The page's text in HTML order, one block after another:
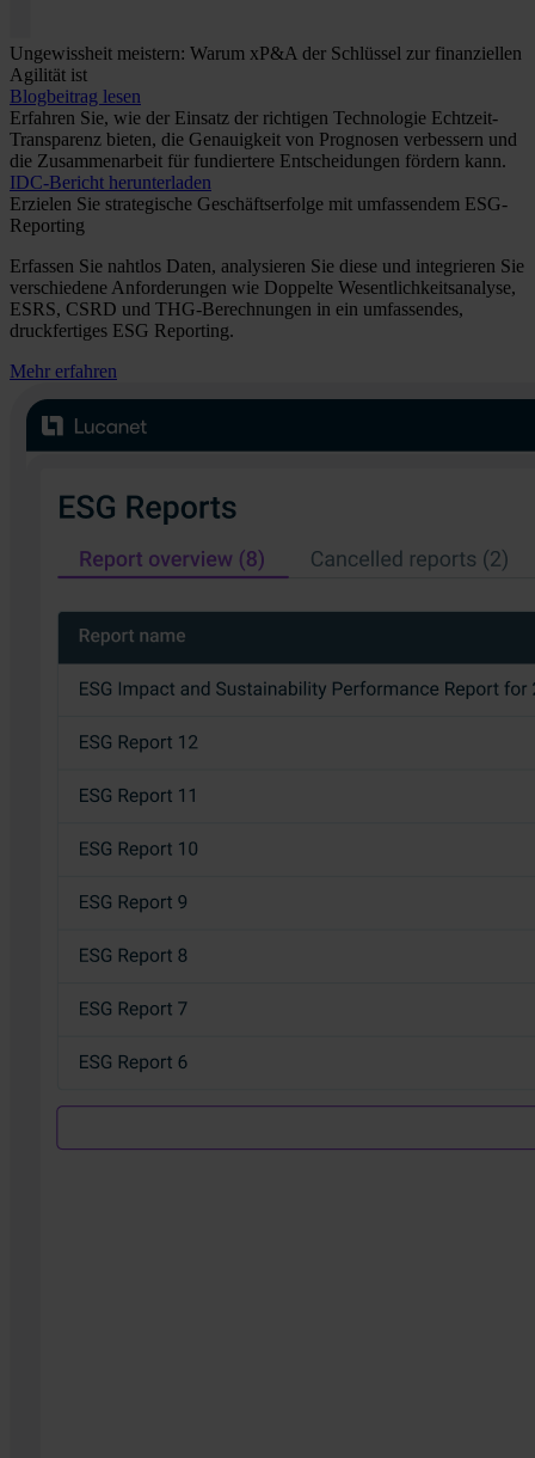
Ungewissheit meistern: Warum xP&A der Schlüssel zur finanziellen
Agilität ist
Blogbeitrag lesen
Erfahren Sie, wie der Einsatz der richtigen Technologie Echtzeit-
Transparenz bieten, die Genauigkeit von Prognosen verbessern und
die Zusammenarbeit für fundiertere Entscheidungen fördern kann.
IDC-Bericht herunterladen
Erzielen Sie strategische Geschäftserfolge mit umfassendem ESG-
Reporting
Erfassen Sie nahtlos Daten, analysieren Sie diese und integrieren Sie
verschiedene Anforderungen wie Doppelte Wesentlichkeitsanalyse,
ESRS, CSRD und THG-Berechnungen in ein umfassendes,
druckfertiges ESG Reporting.
Mehr erfahren